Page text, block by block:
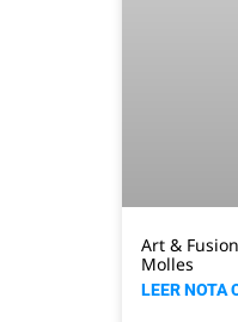
Art &
Molles
LEER NOTA